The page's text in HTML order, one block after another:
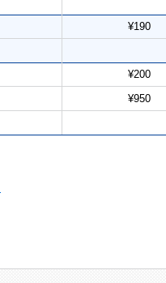
¥190
¥200
¥950